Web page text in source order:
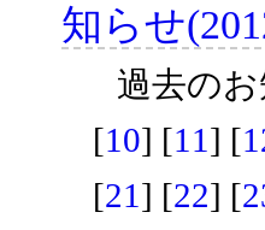
知らせ
過去の
[10] [11 ] [
[21 ] [22] [